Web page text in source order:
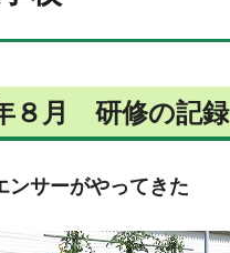
８月 研修の記録
ンサーがやってきた